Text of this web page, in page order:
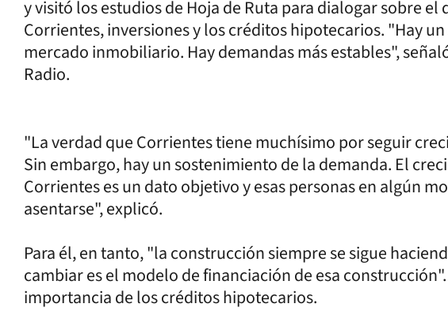
y visitó los estudios de Hoja de Ruta para dialogar sobre
Corrientes, inversiones y los créditos hipotecarios. "Hay
mercado inmobiliario. Hay demandas más estables",
Radio.
"La verdad que Corrientes tiene muchísimo por seguir
Sin embargo, hay un sostenimiento de la demanda. El
Corrientes es un dato objetivo y esas personas en algún
asentarse", explicó.
Para él, en tanto, "la construcción siempre se sigue
cambiar es el modelo de financiación de esa
importancia de los créditos hipotecarios.